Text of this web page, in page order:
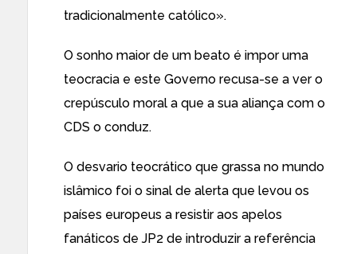
tradicionalmente católico».
O sonho maior de um beato é impor uma
teocracia e este Governo recusa-se a ver o
crepúsculo moral a que a sua aliança com o
CDS o conduz.
O desvario teocrático que grassa no mundo
islâmico foi o sinal de alerta que levou os
países europeus a resistir aos apelos
fanáticos de JP2 de introduzir a referência